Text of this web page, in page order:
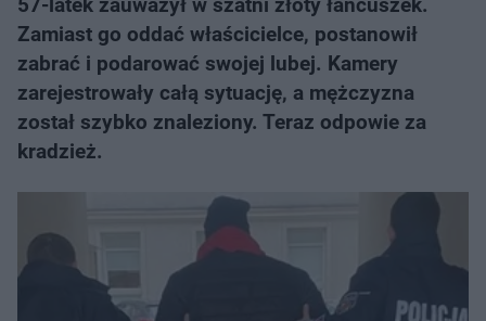
Zamiast go oddać właścicielce, postanowił
zabrać i podarować swojej lubej. Kamery
zarejestrowały całą sytuację, a mężczyzna
został szybko znaleziony. Teraz odpowie za
kradzież.